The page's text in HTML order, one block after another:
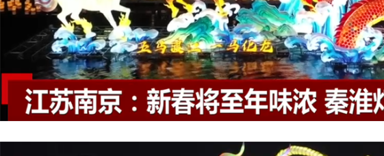
山西博物院藏西周玉马“跃”上斐济邮票 太